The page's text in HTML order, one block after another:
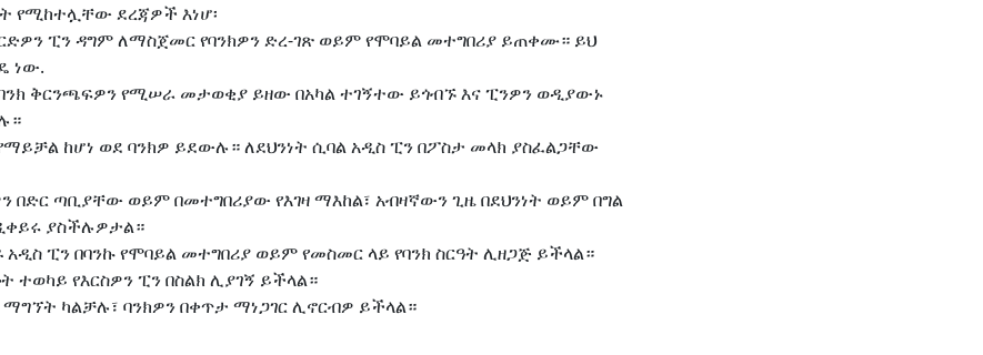
የሚከተሏቸው ደረጃዎች እነሆ፡
ፒን ዳግም ለማስጀመር የባንክዎን ድረ-ገጽ ወይም የሞባይል መተግበሪያ ይጠቀሙ። ይህ
ነው.
ቅርንጫፍዎን የሚሠራ መታወቂያ ይዘው በአካል ተገኝተው ይጎብኙ እና ፒንዎን ወዲያውኑ
ከሆነ ወደ ባንክዎ ይደውሉ። ለደህንነት ሲባል አዲስ ፒን በፖስታ መላክ ያስፈልጋቸው
በድር ጣቢያቸው ወይም በመተግበሪያው የእገዛ ማእከል፣ አብዛኛውን ጊዜ በደህንነት ወይም በግል
ያስችሉዎታል።
ፒን በባንኩ የሞባይል መተግበሪያ ወይም የመስመር ላይ የባንክ ስርዓት ሊዘጋጅ ይችላል።
ተወካይ የእርስዎን ፒን በስልክ ሊያገኝ ይችላል።
ካልቻሉ፣ ባንክዎን በቀጥታ ማነጋገር ሊኖርብዎ ይችላል።